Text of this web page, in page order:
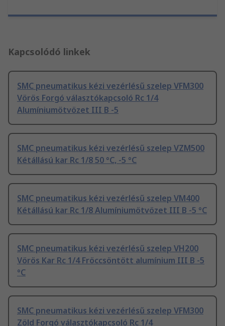
Kapcsolódó linkek
SMC pneumatikus kézi vezérlésű szelep VFM300
Vörös Forgó választókapcsoló Rc 1/4
Alumíniumötvözet III B -5
SMC pneumatikus kézi vezérlésű szelep VZM500
Kétállású kar Rc 1/8 50 °C, -5 °C
SMC pneumatikus kézi vezérlésű szelep VM400
Kétállású kar Rc 1/8 Alumíniumötvözet III B -5 °C
SMC pneumatikus kézi vezérlésű szelep VH200
Vörös Kar Rc 1/4 Fröccsöntött alumínium III B -5
°C
SMC pneumatikus kézi vezérlésű szelep VFM300
Zöld Forgó választókapcsoló Rc 1/4